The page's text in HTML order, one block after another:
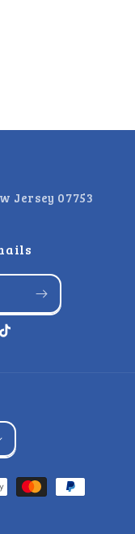
Jersey 07753
TikTok